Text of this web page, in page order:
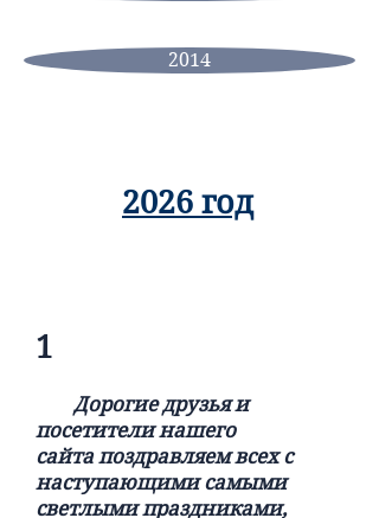
2014
2026 год
1
Дорогие друзья и
посетители нашего
сайтапоздравляем всех с
наступающими самыми
светлыми праздниками,